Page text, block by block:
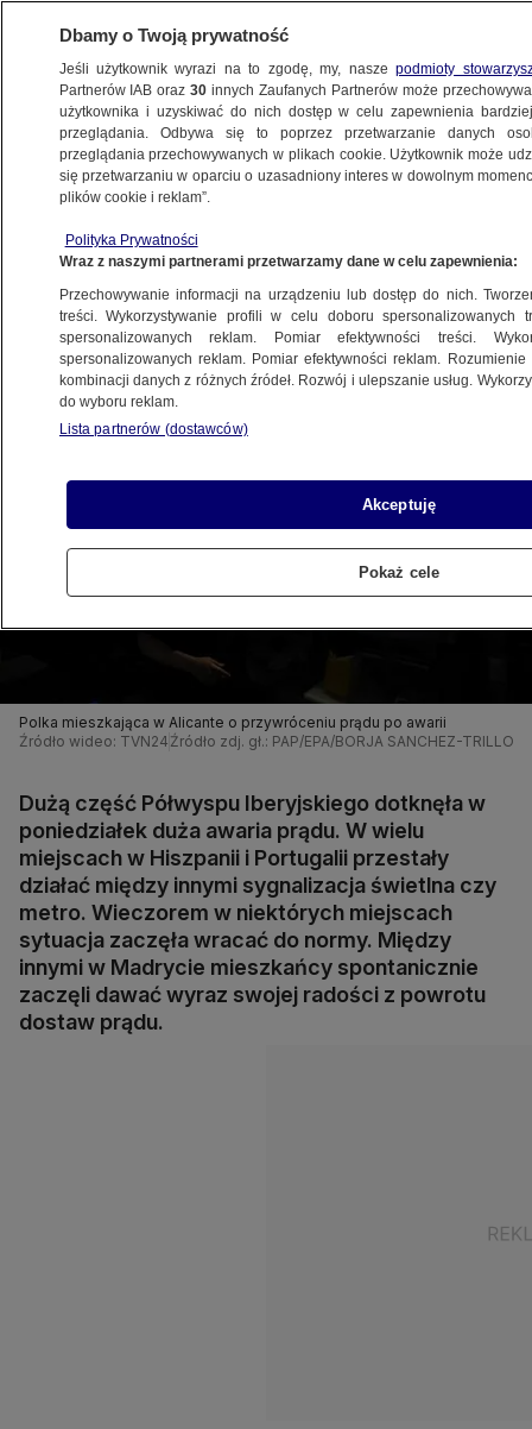
ŚWIAT
Iberyjskim
28.04.2025, 13:41Aktualizacja: 29.04.2025, 00:13
Udostępnij
Polka mieszkająca w Alicante o przywróceniu prądu po awarii
Źródło wideo: TVN24 Źródło zdj. gł.: PAP/EPA/BORJA SANCHEZ-TRILLO
Dużą część Półwyspu Iberyjskiego dotknęła w
poniedziałek duża awaria prądu. W wielu
miejscach w Hiszpanii i Portugalii przestały
działać między innymi sygnalizacja świetlna czy
metro. Wieczorem w niektórych miejscach
sytuacja zaczęła wracać do normy. Między
innymi w Madrycie mieszkańcy spontanicznie
zaczęli dawać wyraz swojej radości z powrotu
dostaw prądu.
Dbamy o Twoją prywatność
Jeśli użytkownik wyrazi na to zgodę, my, naszepodmioty
Partnerów IAB oraz30 innych Zaufanych Partnerów może
użytkownika i uzyskiwać do nich dostęp w celu zapewnienia
przeglądania. Odbywa się to poprzez przetwarzanie danych
przeglądania przechowywanych w plikach cookie. Użytkownik może
się przetwarzaniu w oparciu o uzasadniony interes w dowolnym
plików cookie i reklam”.
Polityka Prywatności
Wraz z naszymi partnerami przetwarzamy dane w celu zapewnienia:
Przechowywanie informacji na urządzeniu lub dostęp do nich.
treści. Wykorzystywanie profili w celu doboru spersonalizowanych
spersonalizowanych reklam. Pomiar efektywności treści.
spersonalizowanych reklam. Pomiar efektywności reklam.
kombinacji danych z różnych źródeł. Rozwój i ulepszanie usług.
do wyboru reklam.
Lista partnerów (dostawców)
Akceptuję
Pokaż cele